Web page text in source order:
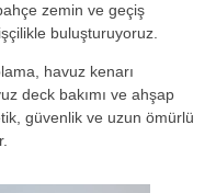
zemin ve geçiş
buluşturuyoruz.
havuz kenarı
deck bakımı ve ahşap
güvenlik ve uzun ömürlü